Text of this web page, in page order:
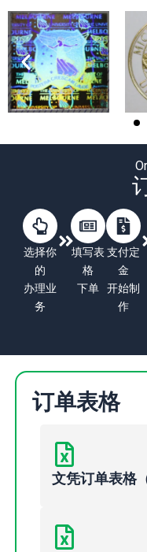
选择你
的
办理业
务
填写表
格
下单
支付定
金
开始制
作
订单表格
文凭订单表格